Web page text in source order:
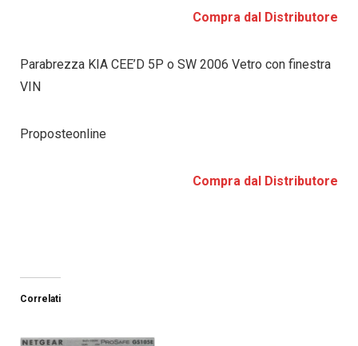
Compra dal Distributore
Parabrezza KIA CEE’D 5P o SW 2006 Vetro con finestra
VIN
Proposteonline
Compra dal Distributore
Correlati